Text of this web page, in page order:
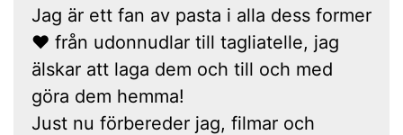
Jag är ett fan av pasta i alla dess former
❤ från udonnudlar till tagliatelle, jag
älskar att laga dem och till och med
göra dem hemma!
Just nu förbereder jag, filmar och